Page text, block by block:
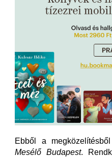
Ebből a
Mesélő Budapest.